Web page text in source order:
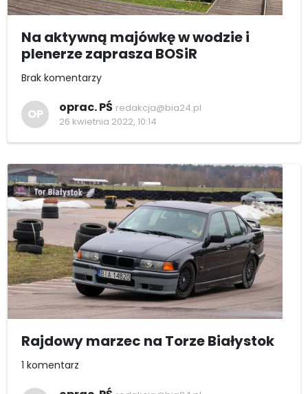
Na aktywną majówkę w wodzie i
plenerze zaprasza BOSiR
Brak komentarzy
OP oprac. PŚ redakcja@bia24.pl
26 kwietnia 2022, 10:14
Rajdowy marzec na Torze Białystok
1 komentarz